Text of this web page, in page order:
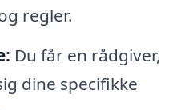
regler.
Du får en rådgiver,
dine specifikke